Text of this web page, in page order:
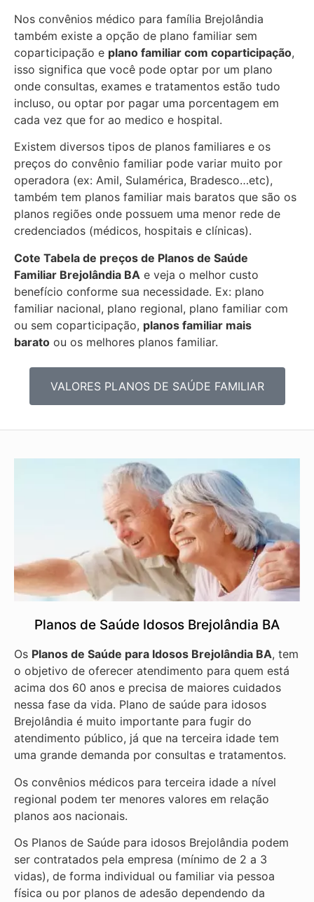
Nos convênios médico para família Brejolândia
também existe a opção de plano familiar sem
coparticipação e plano familiar com coparticipação,
isso significa que você pode optar por um plano
onde consultas, exames e tratamentos estão tudo
incluso, ou optar por pagar uma porcentagem em
cada vez que for ao medico e hospital.
Existem diversos tipos de planos familiares e os
preços do convênio familiar pode variar muito por
operadora (ex: Amil, Sulamérica, Bradesco…etc),
também tem planos familiar mais baratos que são os
planos regiões onde possuem uma menor rede de
credenciados (médicos, hospitais e clínicas).
Cote Tabela de preços de Planos de Saúde
Familiar Brejolândia BA e veja o melhor custo
benefício conforme sua necessidade. Ex: plano
familiar nacional, plano regional, plano familiar com
ou sem coparticipação, planos familiar mais
barato ou os melhores planos familiar.
VALORES PLANOS DE SAÚDE FAMILIAR
Planos de Saúde Idosos Brejolândia BA
Os Planos de Saúde para Idosos Brejolândia BA, tem
o objetivo de oferecer atendimento para quem está
acima dos 60 anos e precisa de maiores cuidados
nessa fase da vida. Plano de saúde para idosos
Brejolândia é muito importante para fugir do
atendimento público, já que na terceira idade tem
uma grande demanda por consultas e tratamentos.
Os convênios médicos para terceira idade a nível
regional podem ter menores valores em relação
planos aos nacionais.
Os Planos de Saúde para idosos Brejolândia podem
ser contratados pela empresa (mínimo de 2 a 3
vidas), de forma individual ou familiar via pessoa
física ou por planos de adesão dependendo da